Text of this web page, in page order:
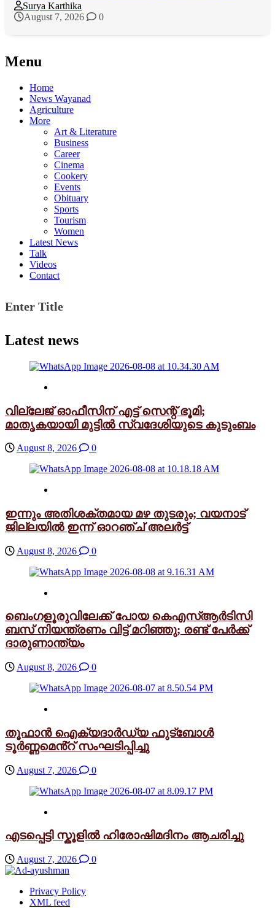
Surya Karthika
August 7, 2026
0
Menu
Home
News Wayanad
Agriculture
More
Art & Literature
Business
Career
Cinema
Cookery
Events
Obituary
Sports
Tourism
Women
Latest News
Talk
Videos
Contact
Enter Title
Latest news
വില്ലേജ് ഓഫീസിന് എട്ട് സെന്റ് ഭൂമി;
മാതൃകയായി മുട്ടിൽ സ്വദേശിയുടെ കുടുംബം
August 8, 2026 0
ഇന്നും അതിശക്തമായ മഴ തുടരും; വയനാട്
ജില്ലയിൽ ഇന്ന് ഓറഞ്ച് അലർട്ട്
August 8, 2026 0
ബെംഗളൂരുവിലേക്ക് പോയ കെഎസ്ആർടിസി
ബസ് നിയന്ത്രണം വിട്ട് മറിഞ്ഞു; രണ്ട് പേർക്ക്
ദാരുണാന്ത്യം
August 8, 2026 0
തൂഫാൻ ഐക്യദാർഡ്യ ഫുട്ബോൾ
ടൂർണ്ണമെൻ്റ് സംഘടിപ്പിച്ചു
August 7, 2026 0
എടപ്പെട്ടി സ്കൂളിൽ ഹിരോഷിമദിനം ആചരിച്ചു
August 7, 2026 0
Privacy Policy
XML feed